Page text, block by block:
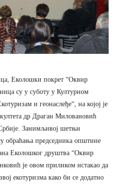
Еколошки покрет “Оквир
су у суботу у Културном
и геонаслеђе“, на којој је
др Драган Миловановић
Занимљивој шетњи
обраћања председника општине
Еколошког друштва “Оквир
је овом приликом истакао да
екотуризма како би се додатно